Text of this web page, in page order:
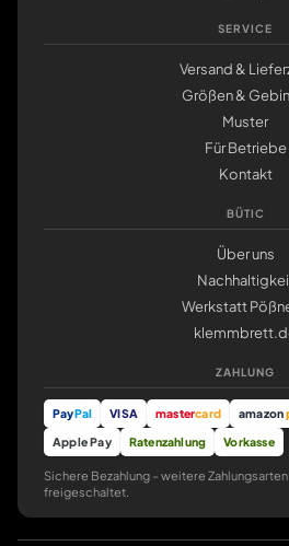
SERVICE
Versand &
Größen &
Muster
Für Betriebe
Kontakt
BÜTIC
Über uns
Werkstatt
ZAHLUNG
PayPal VISA mastercard amazon
Apple Pay
Ratenzahlung Vorkasse
Sichere Bezahlung – weitere
freigeschaltet.